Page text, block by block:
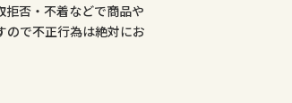
否・不着などで商品や
ので不正行為は絶対にお